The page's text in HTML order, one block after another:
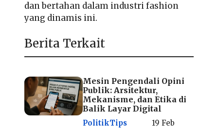
dan bertahan dalam industri fashion
yang dinamis ini.
Berita Terkait
Mesin Pengendali Opini
Publik: Arsitektur,
Mekanisme, dan Etika di
Balik Layar Digital
PolitikTips
19 Feb